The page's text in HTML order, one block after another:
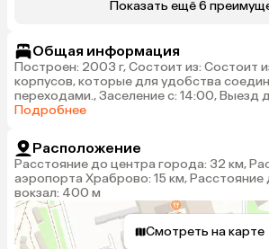
Показать ещё 6
Общая информация
Построен: 2003 г, Состоит из: Состоит
корпусов, которые для удобства
переходами., Заселение с: 14:00, Выезд
Подробнее
Расположение
Расстояние до центра города: 32 км, Расстояние до
аэропорта Храброво: 15 км,
вокзал: 400 м
Смотреть на карте